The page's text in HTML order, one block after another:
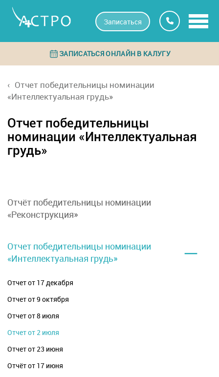
Записаться
ЗАПИСАТЬСЯ ОНЛАЙН В КАЛУГУ
Отчет победительницы номинации
«Интеллектуальная грудь»
Отчет победительницы
номинации «Интеллектуальная
грудь»
Отчёт победительницы номинации
«Реконструкция»
Отчет победительницы номинации
«Интеллектуальная грудь»
–
Отчет от 17 декабря
Отчет от 9 октября
Отчет от 8 июля
Отчет от 2 июля
Отчет от 23 июня
Отчёт от 17 июня